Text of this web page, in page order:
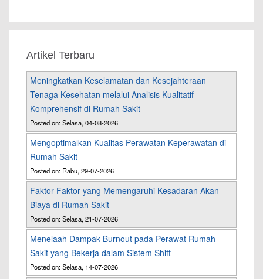
Artikel Terbaru
Meningkatkan Keselamatan dan Kesejahteraan
Tenaga Kesehatan melalui Analisis Kualitatif
Komprehensif di Rumah Sakit
Posted on: Selasa, 04-08-2026
Mengoptimalkan Kualitas Perawatan Keperawatan di
Rumah Sakit
Posted on: Rabu, 29-07-2026
Faktor-Faktor yang Memengaruhi Kesadaran Akan
Biaya di Rumah Sakit
Posted on: Selasa, 21-07-2026
Menelaah Dampak Burnout pada Perawat Rumah
Sakit yang Bekerja dalam Sistem Shift
Posted on: Selasa, 14-07-2026